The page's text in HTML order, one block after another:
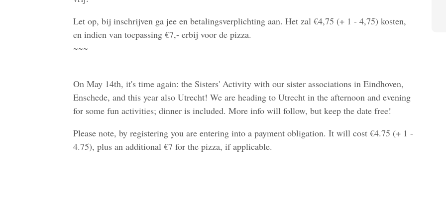
Let op, bij inschrijven ga jee en betalingsverplichting aan. Het zal €4,75 (+ 1 - 4,75) kosten,
en indien van toepassing €7,- erbij voor de pizza.
~~~
On May 14th, it's time again: the Sisters' Activity with our sister associations in Eindhoven,
Enschede, and this year also Utrecht! We are heading to Utrecht in the afternoon and evening
for some fun activities; dinner is included. More info will follow, but keep the date free!
Please note, by registering you are entering into a payment obligation. It will cost €4.75 (+ 1 -
4.75), plus an additional €7 for the pizza, if applicable.